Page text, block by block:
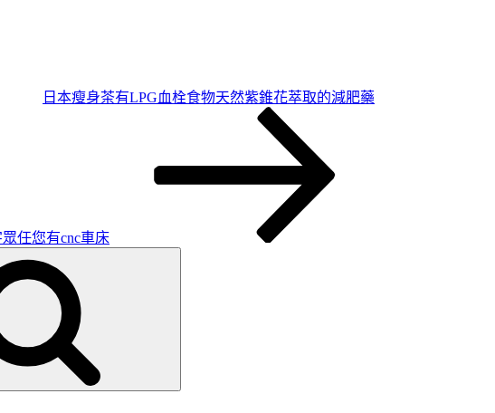
日本瘦身茶有LPG血栓食物天然紫錐花萃取的減肥藥
任您有cnc車床